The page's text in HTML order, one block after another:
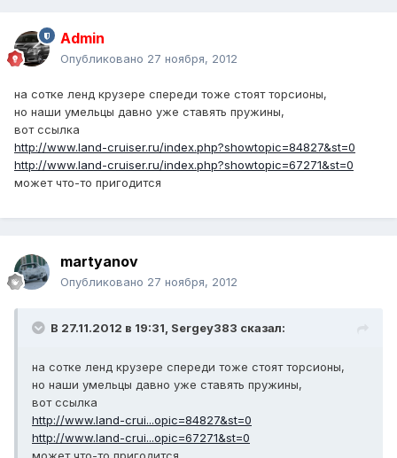
Admin
Опубликовано 27 ноября, 2012
на сотке ленд крузере спереди тоже стоят торсионы,
но наши умельцы давно уже ставять пружины,
вот ссылка
http://www.land-cruiser.ru/index.php?showtopic=84827&st=0
http://www.land-cruiser.ru/index.php?showtopic=67271&st=0
может что-то пригодится
martyanov
Опубликовано 27 ноября, 2012
В 27.11.2012 в 19:31, Sergey383 сказал:
на сотке ленд крузере спереди тоже стоят торсионы,
но наши умельцы давно уже ставять пружины,
вот ссылка
http://www.land-crui...opic=84827&st=0
http://www.land-crui...opic=67271&st=0